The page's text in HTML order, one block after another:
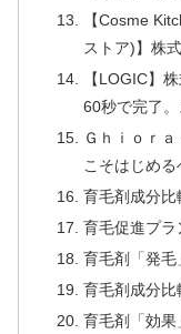
【Cosme
ストア)】株
【LOGIC】
60秒で完了。
Ｇｈｉｏｒ
こそはじめる
育毛剤成分
育毛促進プラ
育毛剤「発毛
育毛剤成分比
育毛剤「効果